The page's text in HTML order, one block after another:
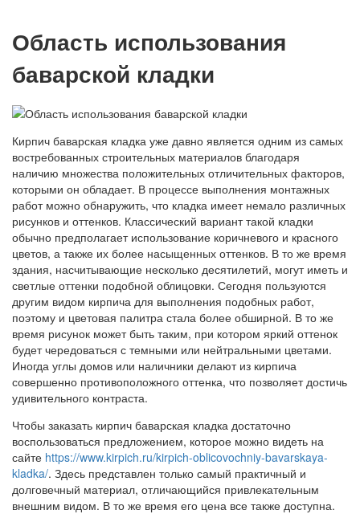
Область использования
баварской кладки
Кирпич баварская кладка уже давно является одним из самых
востребованных строительных материалов благодаря
наличию множества положительных отличительных факторов,
которыми он обладает. В процессе выполнения монтажных
работ можно обнаружить, что кладка имеет немало различных
рисунков и оттенков. Классический вариант такой кладки
обычно предполагает использование коричневого и красного
цветов, а также их более насыщенных оттенков. В то же время
здания, насчитывающие несколько десятилетий, могут иметь и
светлые оттенки подобной облицовки. Сегодня пользуются
другим видом кирпича для выполнения подобных работ,
поэтому и цветовая палитра стала более обширной. В то же
время рисунок может быть таким, при котором яркий оттенок
будет чередоваться с темными или нейтральными цветами.
Иногда углы домов или наличники делают из кирпича
совершенно противоположного оттенка, что позволяет достичь
удивительного контраста.
Чтобы заказать кирпич баварская кладка достаточно
воспользоваться предложением, которое можно видеть на
сайте https://www.kirpich.ru/kirpich-oblicovochniy-bavarskaya-
kladka/. Здесь представлен только самый практичный и
долговечный материал, отличающийся привлекательным
внешним видом. В то же время его цена все также доступна.